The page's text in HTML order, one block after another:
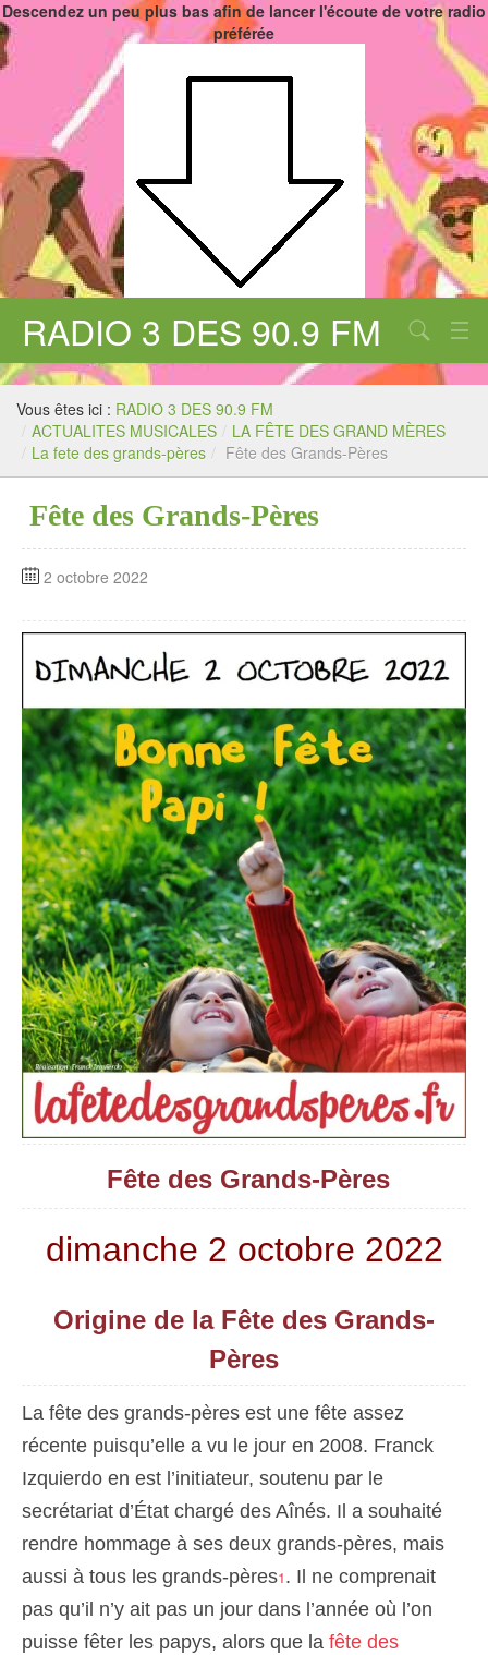
Descendez un peu plus bas afin de lancer l'écoute de votre radio
préférée
RADIO 3 DES 90.9 FM
Aucune catégorie
Chercher
Vous êtes ici : RADIO 3 DES 90.9 FM
/ ACTUALITES MUSICALES / LA FÊTE DES GRAND MÈRES
/ La fete des grands-pères / Fête des Grands-Pères
Fête des Grands-Pères
2 octobre 2022
Fête des Grands-Pères
dimanche 2 octobre 2022
Origine de la Fête des Grands-
Pères
La fête des grands-pères est une fête assez
récente puisqu’elle a vu le jour en 2008. Franck
Izquierdo en est l’initiateur, soutenu par le
secrétariat d’État chargé des Aînés. Il a souhaité
rendre hommage à ses deux grands-pères, mais
aussi à tous les grands-pères1. Il ne comprenait
pas qu’il n’y ait pas un jour dans l’année où l’on
puisse fêter les papys, alors que la fête des